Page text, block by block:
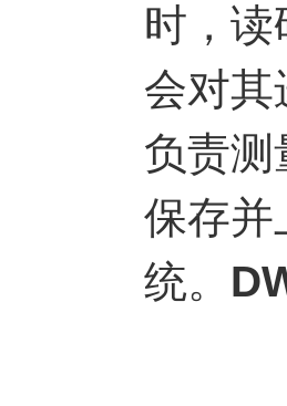
时，
会对其
负责测
保存并
统。